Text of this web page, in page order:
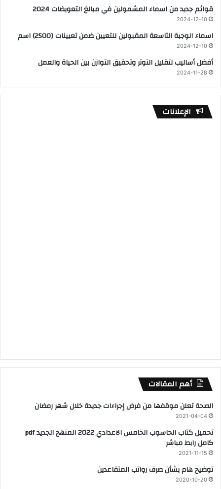
قوائم جديد من اسماء المشمولين في مبالغ التعويضات 2024
2024-12-10
اسماء الوجبة التاسعة المقبولين للتعيين ضمن تعيينات (2500) اسم
2024-12-10
أفضل أساليب لتقليل التوتر وتحقيق التوازن بين الحياة والعمل
2024-11-28
الإعلانات
أهم المقالات
الصحة تعلن موقفها من فرض إجراءات جديدة خلال شهر رمضان
2021-04-04
تحميل كتاب الحاسوب الخامس الاعدادي 2022 المنهج الجديد pdf
كامل رابط مباشر
2021-11-15
توضيح هام بشأن صرف رواتب المتقاعدين
2020-10-20